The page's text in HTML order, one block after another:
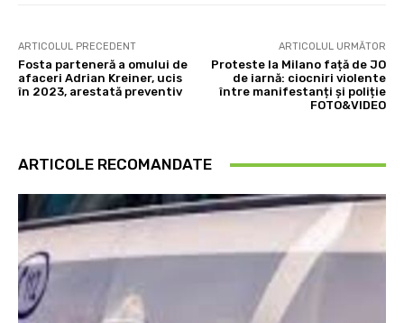
ARTICOLUL PRECEDENT
Fosta parteneră a omului de
afaceri Adrian Kreiner, ucis
în 2023, arestată preventiv
ARTICOLUL URMĂTOR
Proteste la Milano față de JO
de iarnă: ciocniri violente
între manifestanți și poliție
FOTO&VIDEO
ARTICOLE RECOMANDATE